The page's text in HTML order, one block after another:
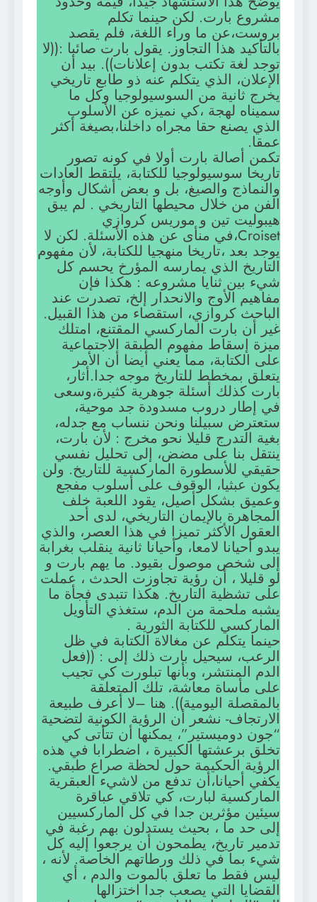
مشروع بارت. لكن حينما تكلم
بروست،عن ما وراء اللغة، فلم يقصد
بالتأكيد هذا التجاوز. يقول بارت صائبا :((لا
توجد لغة تكتب بدون إعلانات)). بيد أن
الإعلان، الذي يتكلم عنه ذو طابع تاريخي
يخرج ثانية من السوسيولوجيا وكل ما
سميناه لهجة ،كي نميزه عن الأسلوب
الذي يصنع حقا مجراه داخلنا،بصيغة أكثر
عمقا.
تكمن أصالة بارت أولا في كونه تصور
تاريخا سوسيولوجيا للكتابة، يلتقط العادات
والنماذج والصيغ، بل و بعض أشكال وأوجه
الفن من خلال محيطها التاريخي . لم يبق
هيبوليت تين و موريس كروازي
Croiset،في منأى عن هذه الأسئلة. لكن لا
يوجد بعد ،تاريخا منهجيا للكتابة، لأن مفهوم
التاريخ الذي يمارسه المؤرخ يحسم كل
شيء بين ثنايا مشروعه : هكذا فإن
مفاهيم الأوج والانحدار إلخ، تصدرت عند
الباحث كروازي، استقصاء من هذا القبيل.
غير أن بارت الماركسي المقتنع، امتلك
ميزة إسقاط مفهوم الطبقة الاجتماعية
على الكتابة، مما يعني أيضا أن الأمر
يتعلق بمخطط للتاريخ موجه جدا.أثار،
بارت كذلك أسئلة جوهرية كثيرة،وسعى
في إطار دروب مسدودة جد موحية،
ستعترض سبيلنا ونحن ننساب مع جدله،
بغية التدرج قليلا نحو مخرج : لأن بارت،
ينتقل بنا على مضض، إلى تحليل نفسي
حقيقي للأسطورة الماركسية للتاريخ. ولن
يكون عبثيا، الوقوف على أسلوب مفجع
وعميق بشكل أصيل، يقود اللعبة خلف
المجاهرة بالإيمان التاريخي، لدى أحد
العقول الأكثر تميزا في هذا العصر، والذي
يبدو أحيانا لامعا، وأحيانا ثانية ينقلب بغرابة
إلى شخص موصول بقيود. ما يهم بارت و
لو قليلا ، أن رؤية تجاوزت الحدث ، عملت
على تشظية التاريخ. هكذا تتبدى فجأة ما
يشبه ملحمة من الدم، ستغذي التأويل
الماركسي للكتابة الثورية .
حينما يتكلم عن مغالاة الكتابة في ظل
الرعب، سيحيل بارت ذلك إلى : ((فعل
الدم المنتشر، وبأنها تبلورت كي تجيب
على مأساة معاشة، تلك المتعلقة
بالمقصلة اليومية)). هنا –لا أعرف طبيعة
الارتجاف- نشعر أن الرؤية الكونية لتضحية
“جون دوميستير”، يمكنها أن تتأتى كي
تخلق برعشتها الكبيرة ، اضطرابا في هذه
الرؤية الحكيمة حول لحظة صراع طبقي.
يكفي أحيانا،أن تدفع من لاشيء العبقرية
الماركسية لبارت، كي تلاقي عباقرة
سيئين مؤثرين جدا في كل الماركسيين
إلى حد ما ، بحيث يستدلون بهم رغبة في
تدمير تاريخ، يطمحون أن يرجعوا إليه كل
شيء بما في ذلك ورطاتهم الخاصة. لأنه ،
ليس فقط ما تعلق بالموت والدم ، أي
القضايا التي يصعب جدا اختزالها